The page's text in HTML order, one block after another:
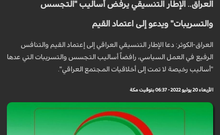
العراق.. الإطار التنسيقي يرفض أساليب "التجسس
والتسريبات" ويدعو إلى اعتماد القيم
العراق-الكوثر: دعا الإطار التنسيقي العراقي إلى إعتماد القيم والتنافس
الرفيع في العمل السياسي، رافضاً أساليب التجسس والتسريبات التي عدها
"أساليب رخيصة لا تمت إلى أخلاقيات المجتمع العراقي".
الأربعاء 20 يوليو 2022 - 06:37 بتوقيت مكة